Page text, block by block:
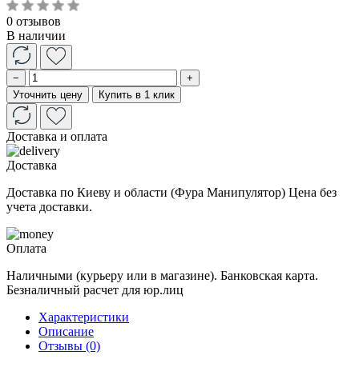
0 отзывов
В наличии
−
+
Уточнить цену
Купить в 1 клик
Доставка и оплата
Доставка
Доставка по Киеву и области (Фура Манипулятор) Цена без
учета доставки.
Оплата
Наличными (курьеру или в магазине). Банковская карта.
Безналичный расчет для юр.лиц
Характеристики
Описание
Отзывы (0)